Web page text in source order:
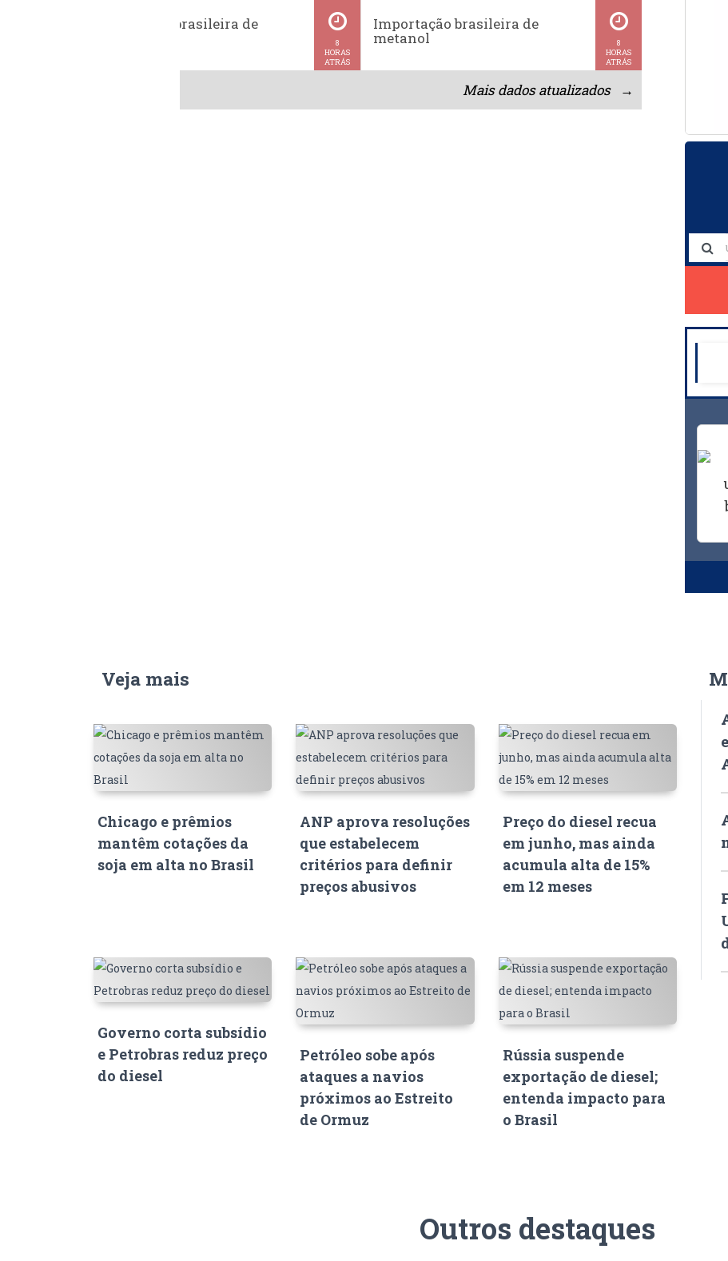
Exportação brasileira de
8
HORAS
ATRÁS
Importação brasileira de
metanol
8
HORAS
ATRÁS
Mais dados atualizados →
Veja mais
Chicago e prêmios
mantêm cotações da
soja em alta no Brasil
ANP aprova resoluções
que estabelecem
critérios para definir
preços abusivos
Preço do diesel recua
em junho, mas ainda
acumula alta de 15%
em 12 meses
Governo corta subsídio
e Petrobras reduz preço
do diesel
Petróleo sobe após
ataques a navios
próximos ao Estreito
de Ormuz
Rússia suspende
exportação de diesel;
entenda impacto para
o Brasil
Outros destaques